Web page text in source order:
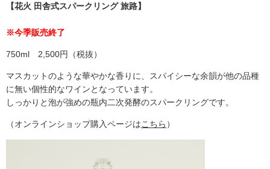
【花火 田舎式スパークリング 旅路】
※今季販売終了
750ml 2,500円（税抜）
マスカットのような華やかな香りに、スパイシーな余韻が他の品種
に無い個性的なワインとなっています。
しっかりと泡が強めの瓶内二次発酵のスパークリングです。
（オンラインショップ購入ページはこちら ）